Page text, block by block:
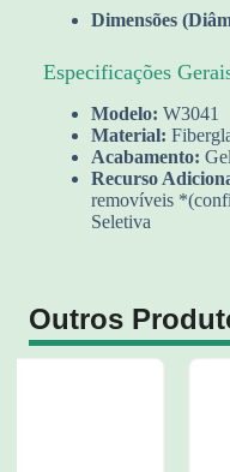
Dimensões
Especificações
Modelo: W3041
Material:
Acabamento:
Recurso
removíveis
Seletiva
Outros